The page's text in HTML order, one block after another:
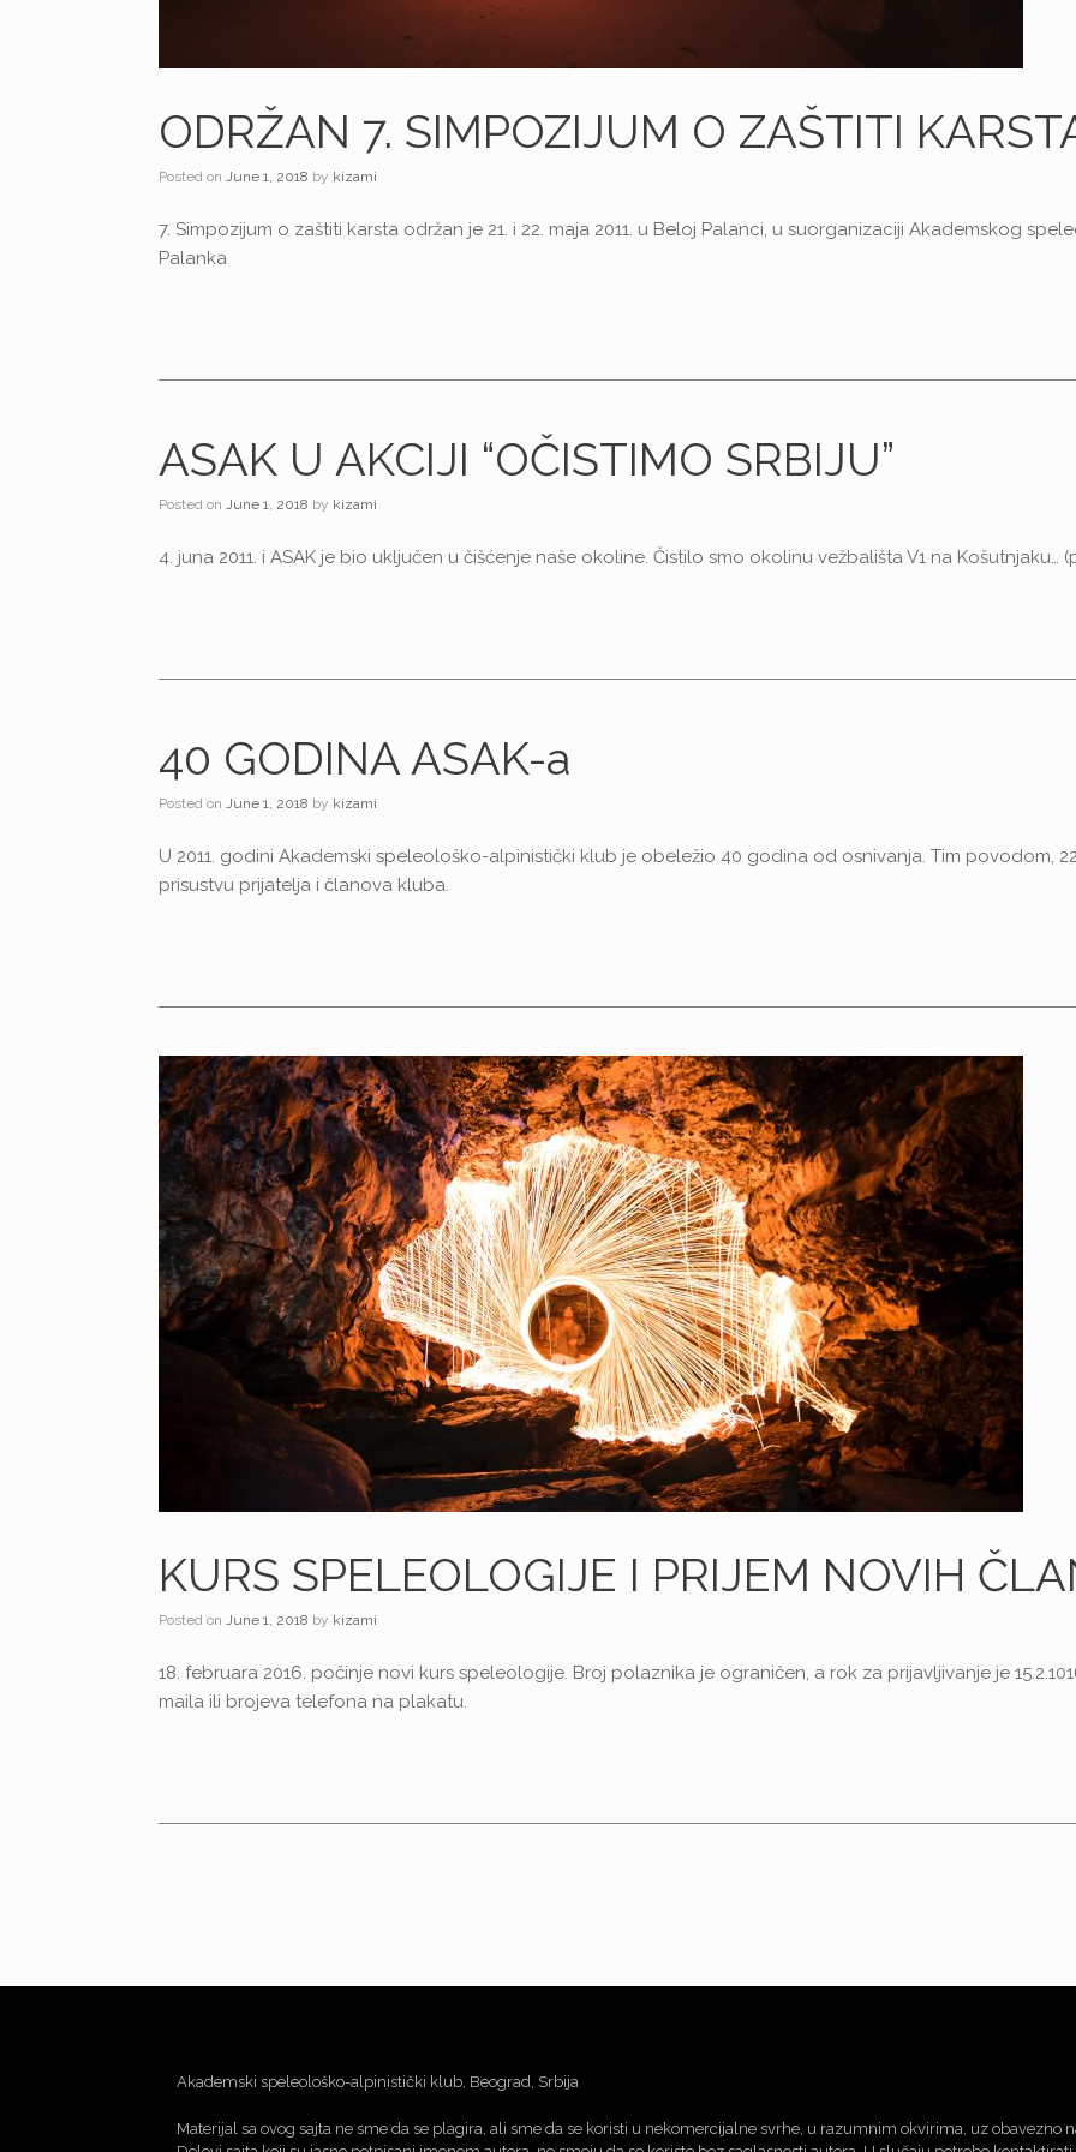
ОDRŽAN 7. SIMPOZIJUM O ZAŠTITI
Posted on June 1, 2018 by kizami
7. Simpozijum o zaštiti karsta održan je 21. i 22. maja 2011. u Beloj Palanci, u suorganizaciji Akademskog
Palanka
ASAK U AKCIJI “OČISTIMO SRBIJU”
Posted on June 1, 2018 by kizami
4. juna 2011. i ASAK je bio uključen u čišćenje naše okoline. Čistilo smo okolinu vežbališta V1 na
40 GODINA ASAK-a
Posted on June 1, 2018 by kizami
U 2011. godini Akademski speleološko-alpinistički klub je obeležio 40 godina od osnivanja. Tim povodom,
prisustvu prijatelja i članova kluba.
KURS SPELEOLOGIJE I PRIJEM NOVIH
Posted on June 1, 2018 by kizami
18. februara 2016. počinje novi kurs speleologije. Broj polaznika je ograničen, a rok za prijavljivanje je
maila ili brojeva telefona na plakatu.
Akademski speleološko-alpinistički klub, Beograd, Srbija
Materijal sa ovog sajta ne sme da se plagira, ali sme da se koristi u nekomercijalne svrhe, u razumnim okvirima, uz obavezno